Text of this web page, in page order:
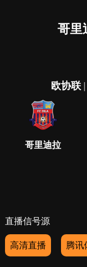
哥里
欧协联|
哥里迪拉
直播信号源
高清直播 腾讯